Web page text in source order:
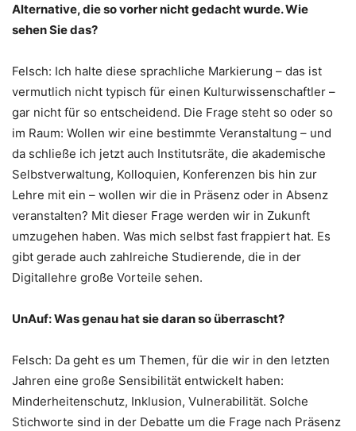
Alternative, die so vorher nicht gedacht wurde. Wie
sehen Sie das?
Felsch: Ich halte diese sprachliche Markierung – das ist
vermutlich nicht typisch für einen Kulturwissenschaftler –
gar nicht für so entscheidend. Die Frage steht so oder so
im Raum: Wollen wir eine bestimmte Veranstaltung – und
da schließe ich jetzt auch Institutsräte, die akademische
Selbstverwaltung, Kolloquien, Konferenzen bis hin zur
Lehre mit ein – wollen wir die in Präsenz oder in Absenz
veranstalten? Mit dieser Frage werden wir in Zukunft
umzugehen haben. Was mich selbst fast frappiert hat. Es
gibt gerade auch zahlreiche Studierende, die in der
Digitallehre große Vorteile sehen.
UnAuf: Was genau hat sie daran so überrascht?
Felsch: Da geht es um Themen, für die wir in den letzten
Jahren eine große Sensibilität entwickelt haben:
Minderheitenschutz, Inklusion, Vulnerabilität. Solche
Stichworte sind in der Debatte um die Frage nach Präsenz